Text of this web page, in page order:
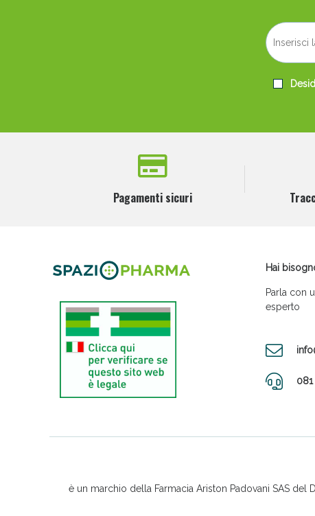
Pagamenti sicuri
Hai
Parla con
esperto
è un marchio della Farmacia Ariston Padovani SAS